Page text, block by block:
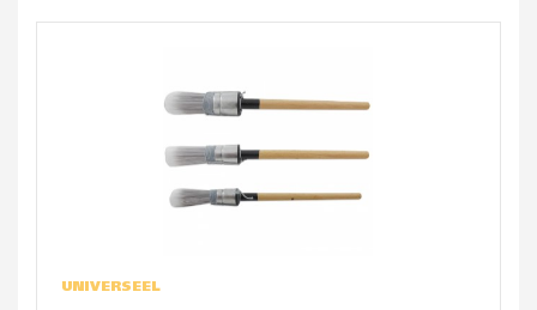
UNIVERSEEL